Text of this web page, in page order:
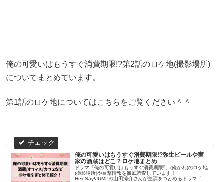
俺の可愛いはもうすぐ消費期限!?第2話のロケ地(撮影場所)
についてまとめています。
第1話のロケ地についてはこちらをご覧ください＾＾
俺の可愛いはもうすぐ消費期限!?弥生ビールや実
家の酒蔵はどこ？ロケ地まとめ
ドラマ「俺の可愛いはもうすぐ消費期限⁉」(俺かわ)のロケ地
(撮影場所)や目撃情報を徹底調査しています！
Hey!Say!JUMPの山田涼介さんが主演をつとめるドラマ「俺